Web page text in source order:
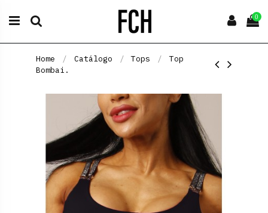
0
Home Catálogo Tops
Top
Bombai.